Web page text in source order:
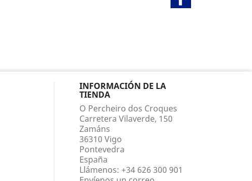
INFORMACIÓN DE LA
TIENDA
O Percheiro dos Croques
Carretera Vilaverde, 150
Zamáns
36310 Vigo
Pontevedra
España
Llámenos: +34 626 300 901